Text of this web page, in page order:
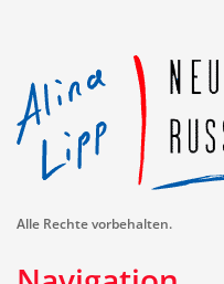
Alle Rechte vorbehalten.